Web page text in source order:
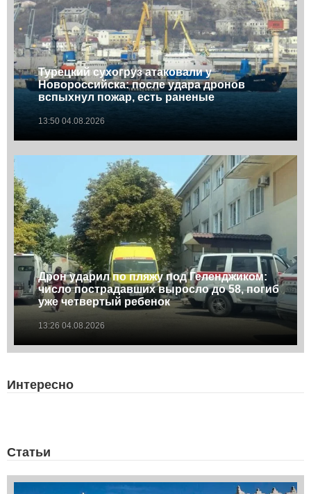
Турецкий сухогруз атаковали у
Новороссийска: после удара дронов
вспыхнул пожар, есть раненые
13:50 04.08.2026
Дрон ударил по пляжу под Геленджиком:
число пострадавших выросло до 58, погиб
уже четвертый ребенок
13:26 04.08.2026
Интересно
Статьи